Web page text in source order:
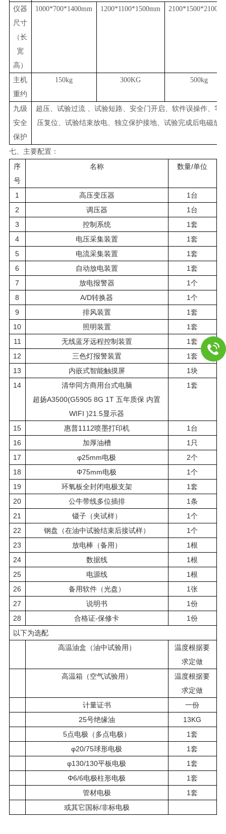
仪器
尺寸
（长
宽
高）
1000*700*1400mm 1200*1100*1500mm
主机
重约
150kg 300KG 500kg
九级
安全
保护
超压、试验过流 、试验短路、安全门开启、软件误操作、零
压复位、试验结束放电、独立保护接地、试验完成后电磁放
七、主要配置：
序
号
名称 数量/单位
1 高压变压器
1台
2
调压器
1台
3
控制系统
1套
4
电压采集装置
1套
5
电流采集装置
1套
6
自动放电装置
1套
7
放电报警器
1个
8
A/D转换器
1个
9
排风装置
1套
10
照明装置
1套
11
无线蓝牙远程控制装置
1套
12
三色灯报警装置
1套
13
内嵌式智能触摸屏
1块
14
清华同方商用台式电脑
超扬A3500(G5905 8G 1T 五年质保 内置
WIFI )21.5显示器
1套
15 惠普1112喷墨打印机
1台
16
加厚油槽
1只
17
φ25mm电极
2个
18
Φ75mm电极
1个
19
环氧板全封闭电极支架
1套
20
公牛带线多位插排
1条
21
镊子（夹试样）
1个
22
钢盘（在油中试验结束后接试样）
1个
23
放电棒（备用）
1根
24
数据线
1根
25
电源线
1根
26
备用软件（光盘）
1张
27
说明书
1份
28
合格证-保修卡
1份
以下为选配
高温油盒（油中试验用）
温度根据要
求定做
高温箱（空气试验用）
温度根据要
求定做
计量证书
一份
25号绝缘油
13KG
5点电极（多点电极）
1套
φ20/75球形电极
1套
φ130/130平板电极
1套
Φ6/6电极柱形电极
1套
管材电极
1套
或其它国标/非标电极